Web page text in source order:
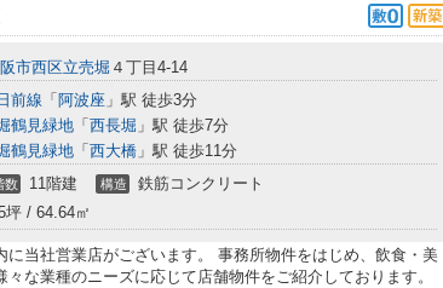
市西区立売堀 ４丁目4-14
前線 「 阿波座 」駅 徒歩3分
鶴見緑地 「 西長堀 」駅 徒歩7分
鶴見緑地 「 西大橋 」駅 徒歩11分
数 11階建 構造 鉄筋コンクリート
坪 / 64.64㎡
に当社営業店がございます。 事務所物件をはじめ、飲食・美
々な業種のニーズに応じて店舗物件をご紹介しております。